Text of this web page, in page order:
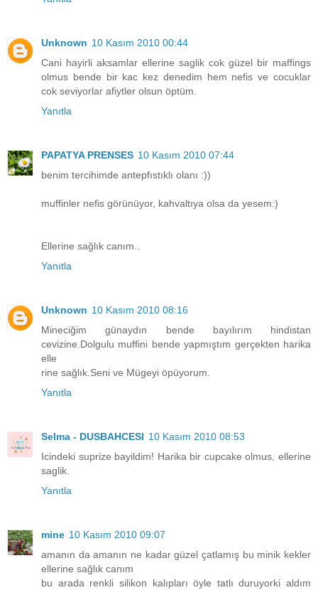
Unknown 10 Kasım 2010 00:44
Cani hayirli aksamlar ellerine saglik cok güzel bir maffings
olmus bende bir kac kez denedim hem nefis ve cocuklar
cok seviyorlar afiytler olsun öptüm.
Yanıtla
PAPATYA PRENSES 10 Kasım 2010 07:44
benim tercihimde antepfıstıklı olanı :))
muffinler nefis görünüyor, kahvaltıya olsa da yesem:)
Ellerine sağlık canım..
Yanıtla
Unknown 10 Kasım 2010 08:16
Mineciğim günaydın bende bayılırım hindistan
cevizine.Dolgulu muffini bende yapmıştım gerçekten harika
elle
rine sağlık.Seni ve Mügeyi öpüyorum.
Yanıtla
Selma - DUSBAHCESI 10 Kasım 2010 08:53
Icindeki suprize bayildim! Harika bir cupcake olmus, ellerine
saglik.
Yanıtla
mine 10 Kasım 2010 09:07
amanın da amanın ne kadar güzel çatlamış bu minik kekler
ellerine sağlık canım
bu arada renkli silikon kalıpları öyle tatlı duruyorki aldım